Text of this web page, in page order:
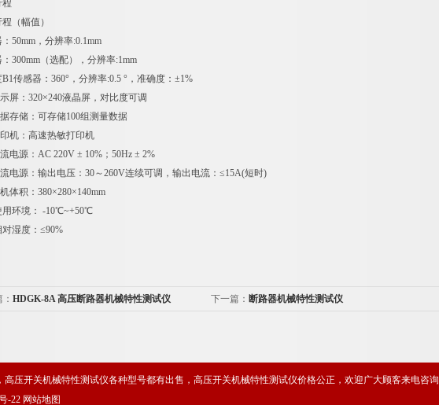
程
（幅值）
50mm，分辨率:0.1mm
300mm（选配），分辨率:1mm
传感器：360°，分辨率:0.5 °，准确度：±1%
屏：320×240液晶屏，对比度可调
存储：可存储100组测量数据
机：高速热敏打印机
电源：AC 220V ± 10%；50Hz ± 2%
电源：输出电压：30～260V连续可调，输出电流：≤15A(短时)
体积：380×280×140mm
用环境： -10℃~+50℃
对湿度：≤90%
HDGK-8A 高压断路器机械特性测试仪 下一篇： 断路器机械特性测试仪
压开关机械特性测试仪各种型号都有出售，高压开关机械特性测试仪价格公正，欢迎广大顾客来电咨询
-22 网站地图